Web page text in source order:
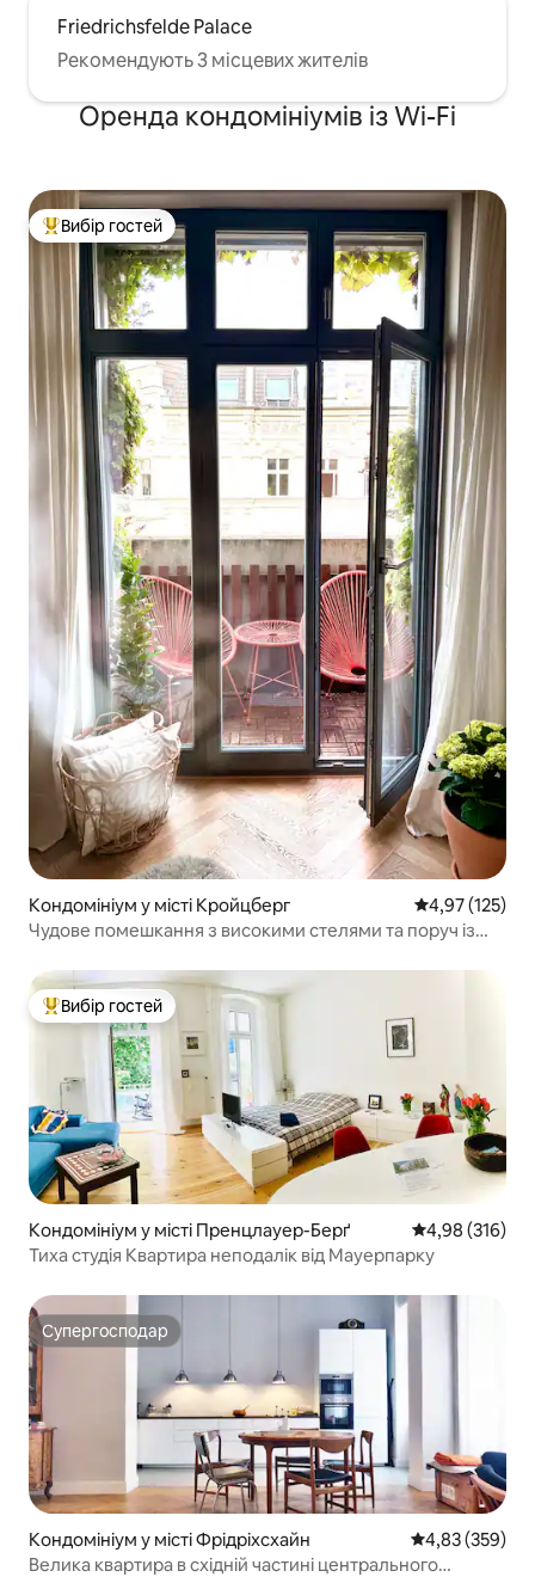
Friedrichsfelde Palace
Рекомендують 3 місцевих жителів
Оренда кондомініумів із Wi-Fi
Топ вибір гостей
Вибір гостей
Кондомініум у місті Кройцберг Середня
4,97 (125)
Чудове помешкання з високими стелями та поруч із
Топ вибір гостей
Вибір гостей
Кондомініум у місті Пренцлауер-Берґ Середня
4,98 (316)
Тиха студія Квартира неподалік від Мауерпарку
Супергосподар
Супергосподар
Кондомініум у місті Фрідріхсхайн Середня
4,83 (359)
Велика квартира в східній частині центрального